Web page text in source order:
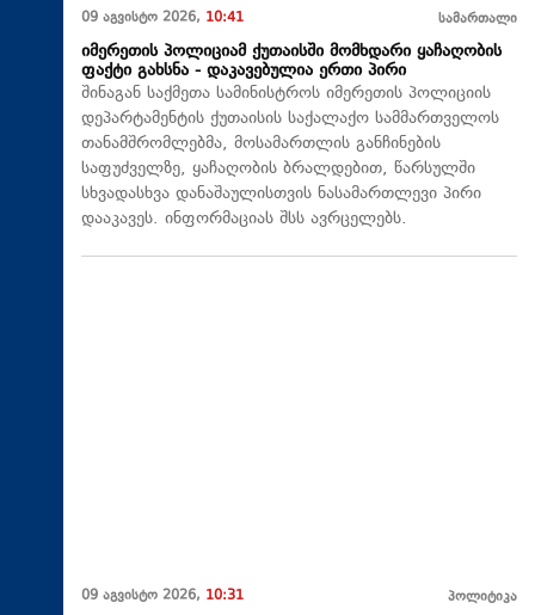
09 აგვისტო 2026, 10:41 სამართალი
იმერეთის პოლიციამ ქუთაისში მომხდარი ყაჩაღობის
ფაქტი გახსნა - დაკავებულია ერთი პირი
შინაგან საქმეთა სამინისტროს იმერეთის პოლიციის
დეპარტამენტის ქუთაისის საქალაქო სამმართველოს
თანამშრომლებმა, მოსამართლის განჩინების
საფუძველზე, ყაჩაღობის ბრალდებით, წარსულში
სხვადასხვა დანაშაულისთვის ნასამართლევი პირი
დააკავეს. ინფორმაციას შსს ავრცელებს.
09 აგვისტო 2026, 10:31 პოლიტიკა